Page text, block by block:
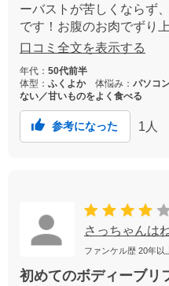
ーバストが苦しくならず
です！お腹のお肉でずり
う少し痩せたら、一番使
口コミ全文を表示する
年代： 50代前半
体型： ふくよか体悩み： パソコ
ない／甘いものをよく食べる
参考になった 1 人
さっちゃんは
ファンケル歴 20年以
初めてのボディーブリ